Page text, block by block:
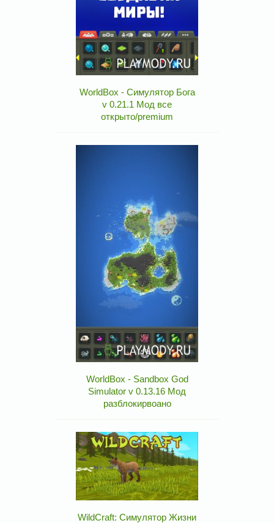
WorldBox - Симулятор Бога
v 0.21.1 Мод все
открыто/premium
WorldBox - Sandbox God
Simulator v 0.13.16 Мод
разблокирвоано
WildCraft: Симулятор Жизни